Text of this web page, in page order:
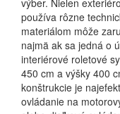
výber. Nielen
používa rôzne
materiálom môže
najmä ak sa jedná o
interiérové roletové
450 cm a výšky 400
konštrukcie je
ovládanie na